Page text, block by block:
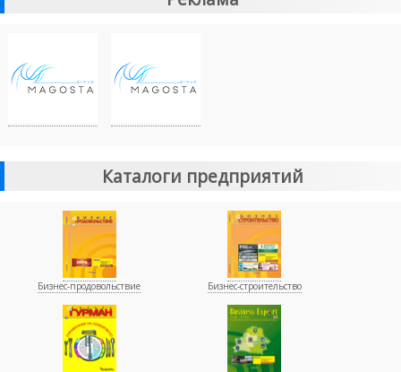
Каталоги предприятий
Бизнес-продовольствие Бизнес-строительство